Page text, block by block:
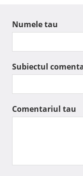
Numele tau
Subiectul
Comentariul tau